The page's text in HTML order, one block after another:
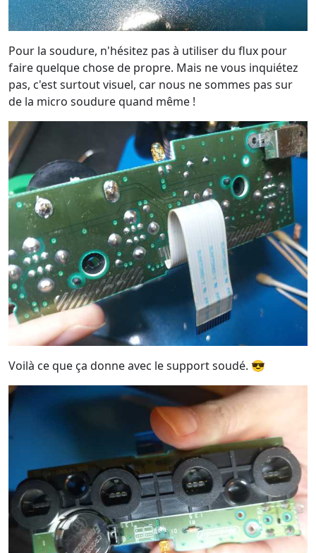
Pour la soudure, n'hésitez pas à utiliser du flux pour
faire quelque chose de propre. Mais ne vous inquiétez
pas, c'est surtout visuel, car nous ne sommes pas sur
de la micro soudure quand même !
Voilà ce que ça donne avec le support soudé. 😎